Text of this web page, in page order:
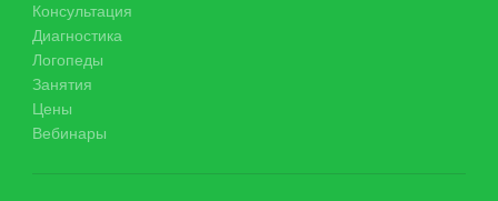
Консультация
Диагностика
Логопеды
Занятия
Цены
Вебинары